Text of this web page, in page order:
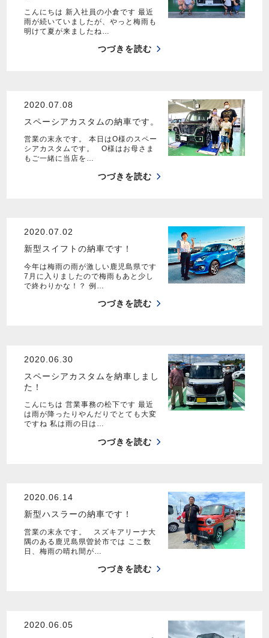
こんにちは 新入社員の小倉です 最近
雨が続いていましたが、やっと梅雨も
明けて夏が来ましたね…
つづきを読む
2020.07.08
スペーシアカスタムの納車です。
営業の末永です。 本日はO様のスペー
シアカスタムです。 O様はお母さま
もご一緒に当店を…
つづきを読む
2020.07.02
新型スイフトの納車です！
今年は梅雨の雨が激しい鹿児島県です
7月に入りましたので梅雨もあと少し
で終わりかな！？ 例…
つづきを読む
2020.06.30
スペーシアカスタムを納車しまし
た！
こんにちは 営業事務の松下です 最近
は雨が降ったりやんだりでとても大変
ですね 私は雨の日は…
つづきを読む
2020.06.14
新型ハスラーの納車です！
営業の末永です。 スズキアリーナ大
隅のある鹿児島県曽於市では ここ数
日、梅雨の晴れ間が…
つづきを読む
2020.06.05